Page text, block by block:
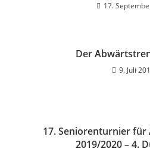
17.
Der
9. Juli
17. Seniorenturnier für
2019/2020 – 4.